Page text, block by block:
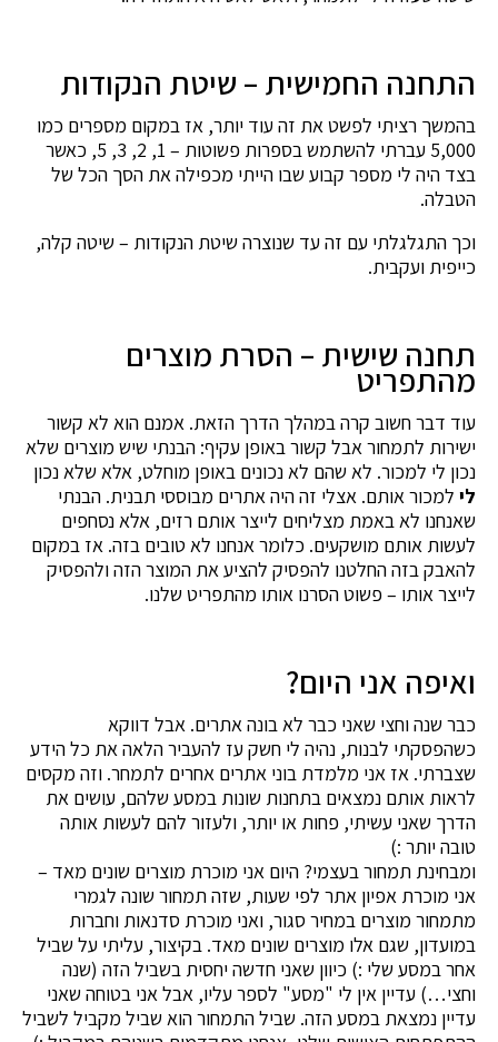
התחנה החמישית – שיטת הנקודות
בהמשך רציתי לפשט את זה עוד יותר, אז במקום מספרים כמו
5,000 עברתי להשתמש בספרות פשוטות – 1, 2, 3, 5, כאשר
בצד היה לי מספר קבוע שבו הייתי מכפילה את הסך הכל של
הטבלה.
וכך התגלגלתי עם זה עד שנוצרה שיטת הנקודות – שיטה קלה,
כייפית ועקבית.
תחנה שישית – הסרת מוצרים
מהתפריט
עוד דבר חשוב קרה במהלך הדרך הזאת. אמנם הוא לא קשור
ישירות לתמחור אבל קשור באופן עקיף: הבנתי שיש מוצרים שלא
נכון לי למכור. לא שהם לא נכונים באופן מוחלט, אלא שלא נכון
לי למכור אותם. אצלי זה היה אתרים מבוססי תבנית. הבנתי
שאנחנו לא באמת מצליחים לייצר אותם רזים, אלא נסחפים
לעשות אותם מושקעים. כלומר אנחנו לא טובים בזה. אז במקום
להאבק בזה החלטנו להפסיק להציע את המוצר הזה ולהפסיק
לייצר אותו – פשוט הסרנו אותו מהתפריט שלנו.
ואיפה אני היום?
כבר שנה וחצי שאני כבר לא בונה אתרים. אבל דווקא
כשהפסקתי לבנות, נהיה לי חשק עז להעביר הלאה את כל הידע
שצברתי. אז אני מלמדת בוני אתרים אחרים לתמחר. וזה מקסים
לראות אותם נמצאים בתחנות שונות במסע שלהם, עושים את
הדרך שאני עשיתי, פחות או יותר, ולעזור להם לעשות אותה
טובה יותר :)
ומבחינת תמחור בעצמי? היום אני מוכרת מוצרים שונים מאד –
אני מוכרת אפיון אתר לפי שעות, שזה תמחור שונה לגמרי
מתמחור מוצרים במחיר סגור, ואני מוכרת סדנאות וחברות
במועדון, שגם אלו מוצרים שונים מאד. בקיצור, עליתי על שביל
אחר במסע שלי :) כיוון שאני חדשה יחסית בשביל הזה (שנה
וחצי…) עדיין אין לי "מסע" לספר עליו, אבל אני בטוחה שאני
עדיין נמצאת במסע הזה. שביל התמחור הוא שביל מקביל לשביל